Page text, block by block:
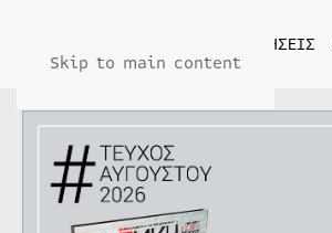
Skip to main content
ΕΙΔΗΣΕΙΣ